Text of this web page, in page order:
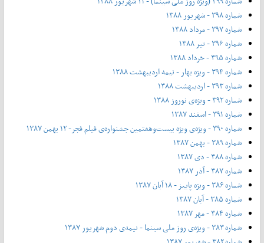
شماره ۳۹۸ - شهریور ۱۳۸۸
شماره ۳۹۷ - مرداد ۱۳۸۸
شماره ۳۹۶ - تیر ۱۳۸۸
شماره ۳۹۵ - خرداد ۱۳۸۸
شماره ۳۹۴ - ویژه بهار - نیمه‌ اردیبهشت ۱۳۸۸
شماره ۳۹۳ - اردیبهشت ۱۳۸۸
شماره ۳۹۲ - ویژه‌ی نوروز ۱۳۸۸
شماره ۳۹۱ - اسفند ۱۳۸۷
شماره ۳۹۰ - ویژه‌ی ویژه بیست‌و‌هفتمین جشنواره‌ی فیلم فجر- ۱۲ بهمن ۱۳۸۷
شماره ۳۸۹ - بهمن ۱۳۸۷
شماره ۳۸۸ - دی ۱۳۸۷
شماره ۳۸۷ - آذر ۱۳۸۷
شماره ۳۸۶ - ویژه پاییز - ۱۸ آبان ۱۳۸۷
شماره ۳۸۵ - آبان ۱۳۸۷
شماره ۳۸۴ - مهر ۱۳۸۷
شماره ۳۸۳ - ویژه‌ی روز ملی سینما - نیمه‌ی دوم شهریور ۱۳۸۷